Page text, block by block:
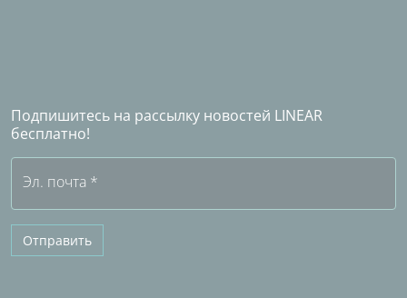
Бесплатная пробная версия
Подпишитесь на рассылку новостей LINEAR
бесплатно!
Эл. почта *
Отправить